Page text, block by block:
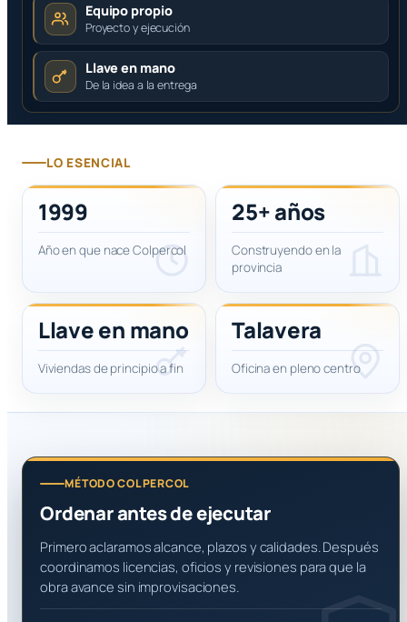
Equipo propio
Proyecto y ejecución
Llave en mano
De la idea a la entrega
LO ESENCIAL
1999
Año en que nace Colpercol
25+ años
Construyendo en la
provincia
Llave en mano
Viviendas de principio a fin
Talavera
Oficina en pleno centro
MÉTODO COLPERCOL
Ordenar antes de ejecutar
Primero aclaramos alcance, plazos y calidades. Después
coordinamos licencias, oficios y revisiones para que la
obra avance sin improvisaciones.